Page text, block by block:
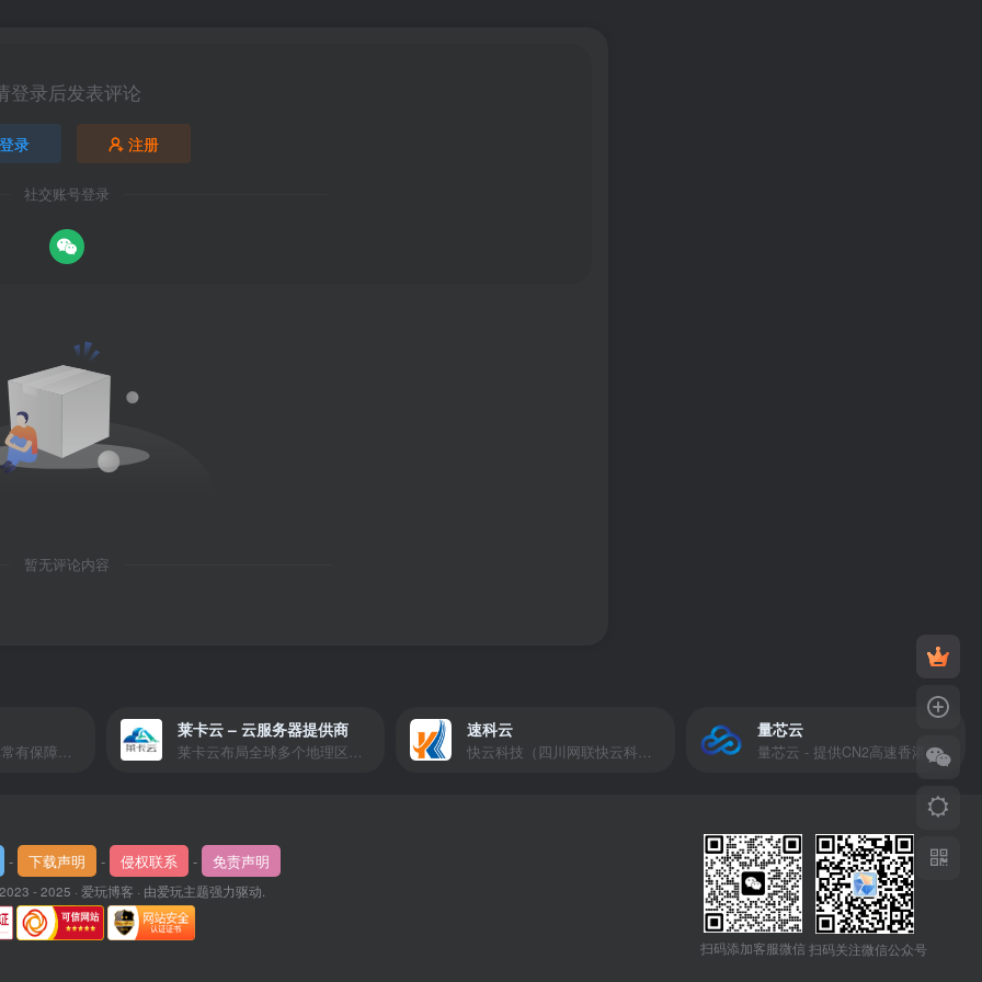
登录后发表评论
登录 注册
社交账号登录
暂无评论内容
爱玩严选是一个非常有保障且性价比极高的虚拟商城，包括但不限于苹果证书、技术指导、会员充值等多种虚拟服务！
莱卡云 – 云服务器提供商
莱卡云布局全球多个地理区域。提供服务有：境外云服务器、国内云服务器、独立服务器、服务器托管、CDN、SSL证书、游戏服务器等业务。
速科云
快云科技（四川网联快云科技有限公司）成立于2021年，主营互联网业务平台服务提供商。公司专注为用户提供低价高性能云计算产品，致力于云计算应用的易用性开发，并引导云计算在国内普及
量芯云
量芯云 - 提供CN2高速香港美国云服务器&专业高防服务器租用等云服务器供应商
- 下载声明 - 侵权联系 - 免责声明
- 2025 · 爱玩博客 · 由爱玩主题强力驱动.
扫码添加客服微信扫码关注微信公众号